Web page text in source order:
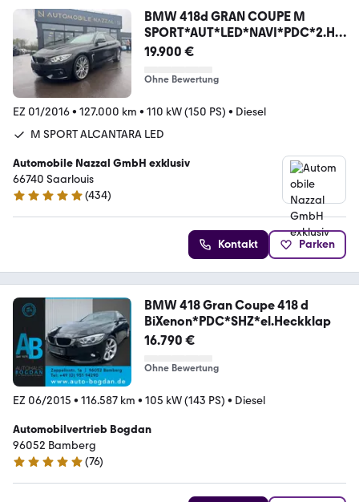
BMW 418d GRAN COUPE M
SPORT*AUT*LED*NAVI*PDC*2.HA
ND*
19.900 €
Ohne Bewertung
EZ 01/2016• 127.000 km • 110 kW (150 PS) • Diesel
M SPORT ALCANTARA LED
Automobile Nazzal GmbH exklusiv
66740 Saarlouis
4.8 Sterne
(434)
Kontakt Parken
BMW 418 Gran Coupe 418 d
BiXenon*PDC*SHZ*el.Heckklap
16.790 €
Ohne Bewertung
EZ 06/2015 • 116.587 km • 105 kW (143 PS) • Diesel
Automobilvertrieb Bogdan
96052 Bamberg
5 Sterne
(76)